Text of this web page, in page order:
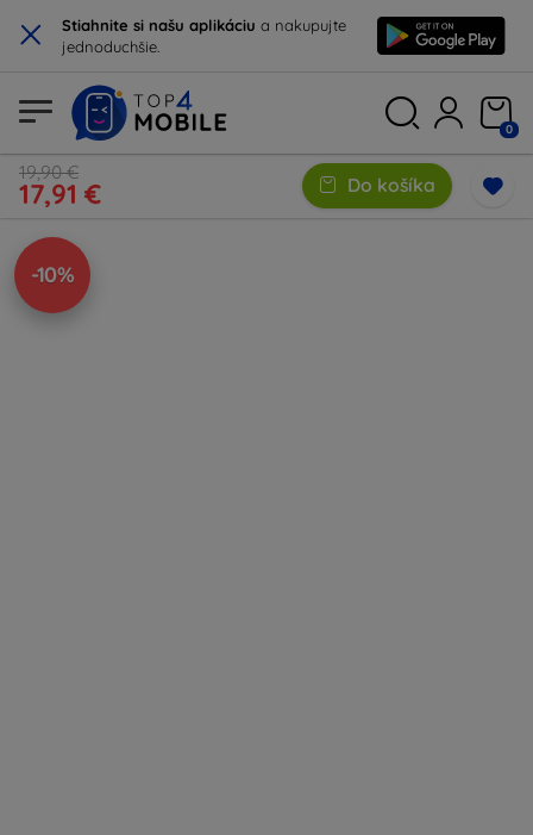
× Stiahnite si našu aplikáciu a nakupujte
jednoduchšie.
0
19,90 €
17,91 € Do košíka
-10%